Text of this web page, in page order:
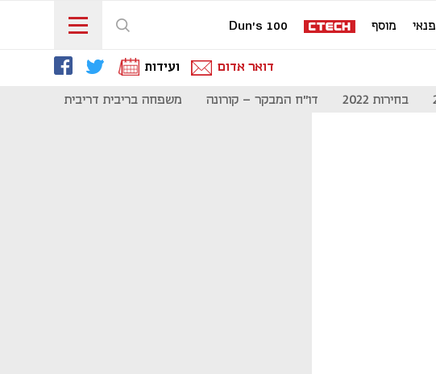
פנאי מוסף Dun's 100
דואר אדום ועידות
בחירות 2022 דו"ח המבקר - קורונה משפחה בריבית דריבית